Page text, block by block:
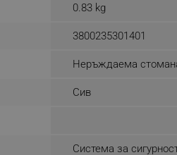
0.83 kg
3800235301401
Неръждаема
Сив
Система за
_sgf_tracking